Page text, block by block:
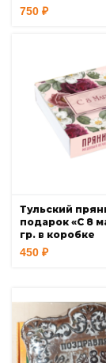
750 ₽
Тульский
подарок «С 8
гр. в коробке
450 ₽